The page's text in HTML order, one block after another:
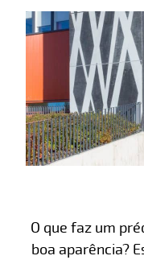
O que faz um
boa aparência?